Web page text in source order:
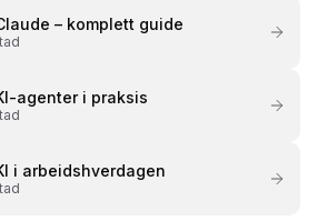
– komplett guide
agenter i praksis
i arbeidshverdagen